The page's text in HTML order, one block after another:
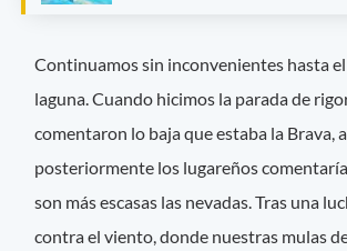
Continuamos sin inconvenientes hasta
laguna. Cuando hicimos la parada de
comentaron lo baja que estaba la Brava,
posteriormente los lugareños
son más escasas las nevadas. Tras una
contra el viento, donde nuestras mulas